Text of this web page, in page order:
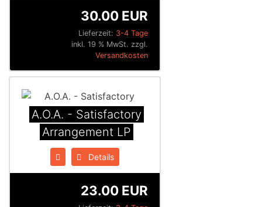
Lieferzeit: 3-4 Tage
30.00 EUR
inkl. 19 % MwSt. zzgl.
Versandkosten
A.O.A. - Satisfactory
Arrangement LP
Details
23.00 EUR